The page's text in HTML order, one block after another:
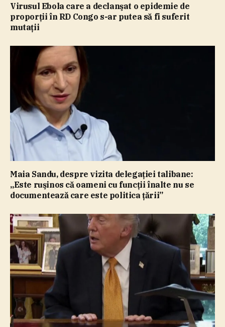
Virusul Ebola care a declanşat o epidemie de
proporţii în RD Congo s-ar putea să fi suferit
mutaţii
Maia Sandu, despre vizita delegaţiei talibane:
„Este ruşinos că oameni cu funcţii înalte nu se
documentează care este politica ţării”